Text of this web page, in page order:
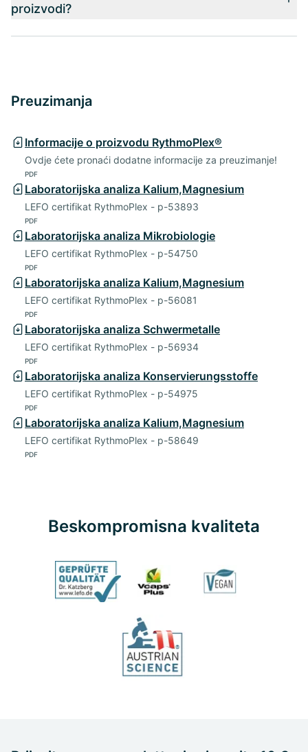
proizvodi?
Preuzimanja
Informacije o proizvodu RythmoPlex®
Ovdje ćete pronaći dodatne informacije za preuzimanje!
PDF
Laboratorijska analiza Kalium,Magnesium
LEFO certifikat RythmoPlex - p-53893
PDF
Laboratorijska analiza Mikrobiologie
LEFO certifikat RythmoPlex - p-54750
PDF
Laboratorijska analiza Kalium,Magnesium
LEFO certifikat RythmoPlex - p-56081
PDF
Laboratorijska analiza Schwermetalle
LEFO certifikat RythmoPlex - p-56934
PDF
Laboratorijska analiza Konservierungsstoffe
LEFO certifikat RythmoPlex - p-54975
PDF
Laboratorijska analiza Kalium,Magnesium
LEFO certifikat RythmoPlex - p-58649
PDF
Beskompromisna kvaliteta